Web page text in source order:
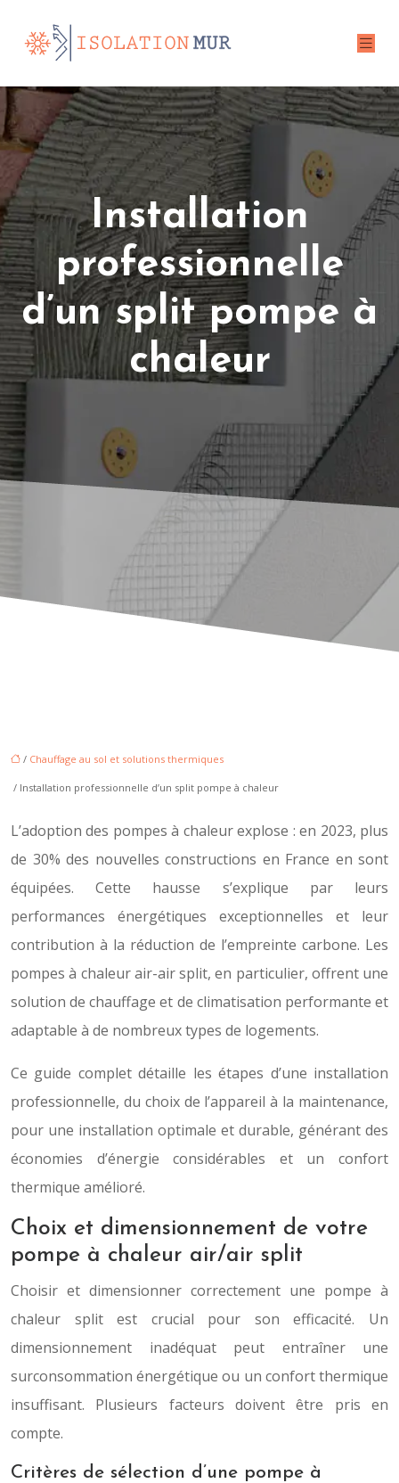
Installation
professionnelle
d’un split pompe à
chaleur
/ Chauffage au sol et solutions thermiques
/ Installation professionnelle d’un split pompe à chaleur
L’adoption des pompes à chaleur explose : en 2023, plus
de 30% des nouvelles constructions en France en sont
équipées. Cette hausse s’explique par leurs
performances énergétiques exceptionnelles et leur
contribution à la réduction de l’empreinte carbone. Les
pompes à chaleur air-air split, en particulier, offrent une
solution de chauffage et de climatisation performante et
adaptable à de nombreux types de logements.
Ce guide complet détaille les étapes d’une installation
professionnelle, du choix de l’appareil à la maintenance,
pour une installation optimale et durable, générant des
économies d’énergie considérables et un confort
thermique amélioré.
Choix et dimensionnement de votre
pompe à chaleur air/air split
Choisir et dimensionner correctement une pompe à
chaleur split est crucial pour son efficacité. Un
dimensionnement inadéquat peut entraîner une
surconsommation énergétique ou un confort thermique
insuffisant. Plusieurs facteurs doivent être pris en
compte.
Critères de sélection d’une pompe à